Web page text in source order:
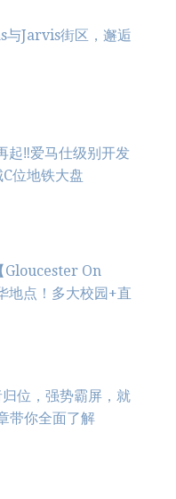
与Jarvis街区，邂逅
起‼️爱马仕级别开发
位地铁大盘
Gloucester On
地点！多大校园+直
位，强势霸屏，就
带你全面了解